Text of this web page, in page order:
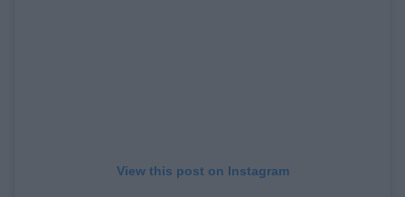
View this post on Instagram